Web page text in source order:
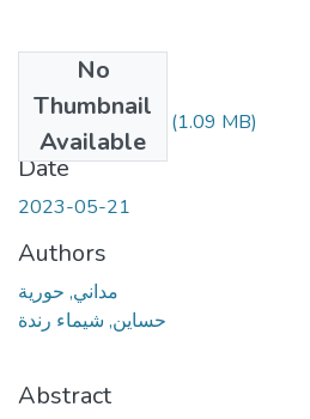
No
Thumbnail
Available
Madani-houria.pdf (1.09 MB)
Date
2023-05-21
Authors
مداني, حورية
حساين, شيماء رندة
Abstract